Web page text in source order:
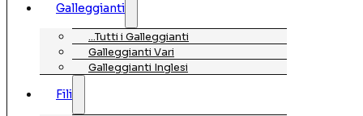
Galleggianti
…Tutti i Galleggianti
Galleggianti Vari
Galleggianti Inglesi
Fili